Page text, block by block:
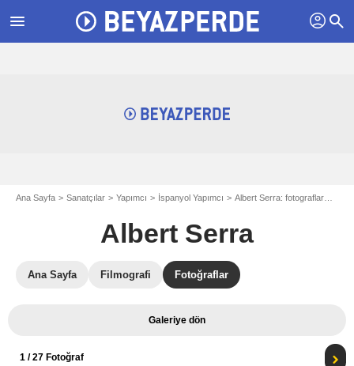
menu profil search
Ana Sayfa Sanatçılar Yapımcı İspanyol Yapımcı Albert Serra: fotograflar
Albert Serra
Ana Sayfa Filmografi Fotoğraflar
Galeriye dön
1 / 27 Fotoğraf